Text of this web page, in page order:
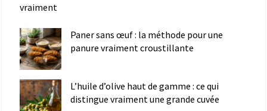
vraiment
Paner sans œuf : la méthode pour une
panure vraiment croustillante
L’huile d’olive haut de gamme : ce qui
distingue vraiment une grande cuvée